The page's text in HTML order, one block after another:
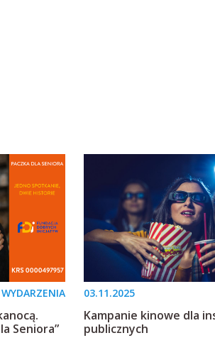
WYDARZENIA
Seniora”
03.11.2025
Kampanie kinowe dla
publicznych